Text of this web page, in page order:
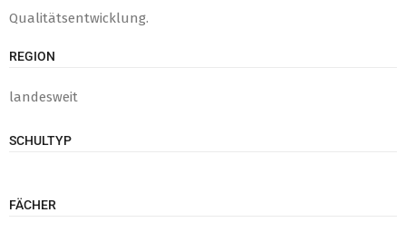
Qualitätsentwicklung.
REGION
landesweit
SCHULTYP
FÄCHER